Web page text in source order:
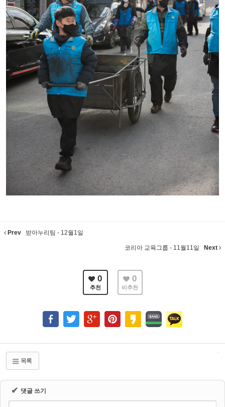
Prev 받아누리팀 - 12월1일
코리아 교육그룹 - 11월11일 Next
0
추천
0
비추천
목록
✔ 댓글 쓰기